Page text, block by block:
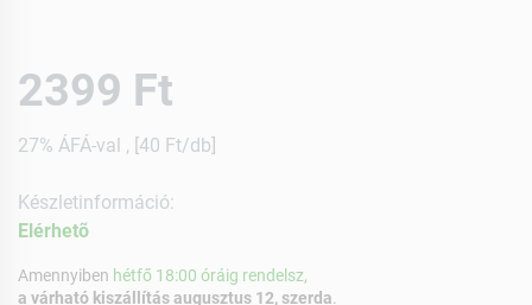
2399 Ft
27% ÁFÁ-val , [40 Ft/db]
Készletinformáció:
Elérhetõ
Amennyiben hétfő 18:00 óráig rendelsz,
a várható kiszállítás augusztus 12, szerda